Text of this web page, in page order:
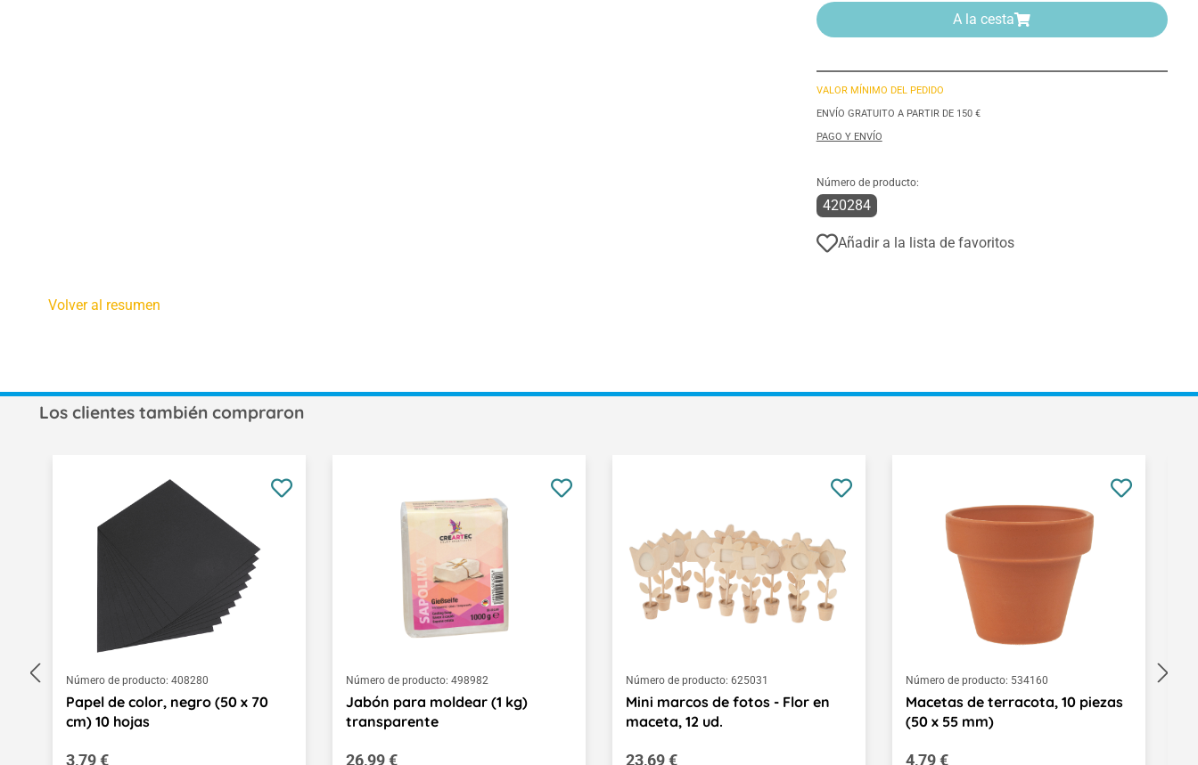
A la cesta
VALOR MÍNIMO DEL PEDIDO
ENVÍO GRATUITO A PARTIR DE 150 €
PAGO Y ENVÍO
Número de producto:
420284
Añadir a la lista de favoritos
Volver al resumen
Los clientes también compraron
Número de producto: 408280
Papel de color, negro (50 x 70
cm) 10 hojas
Precio normal:
3,79 €
Número de producto: 498982
Jabón para moldear (1 kg)
transparente
Precio normal:
26,99 €
Número de producto: 625031
Mini marcos de fotos - Flor en
maceta, 12 ud.
Precio normal:
23,69 €
Número de producto: 534160
Macetas de terracota, 10 piezas
(50 x 55 mm)
Precio normal:
4,79 €